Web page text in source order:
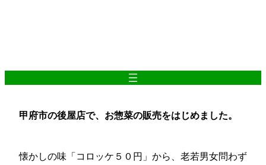
キ
甲府市の後屋店で、お惣菜の販売をはじめました。
懐かしの味「コロッケ５０円」から、老若男女問わず